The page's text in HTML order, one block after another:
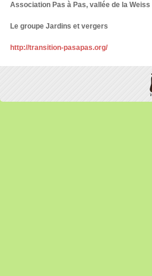
Association Pas à Pas, vallée de la Weiss
Le groupe Jardins et vergers
http://transition-pasapas.org/